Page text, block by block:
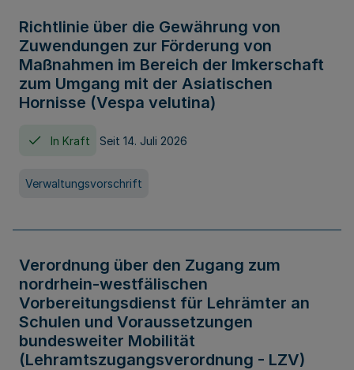
Richtlinie über die Gewährung von
Zuwendungen zur Förderung von
Maßnahmen im Bereich der Imkerschaft
zum Umgang mit der Asiatischen
Hornisse (Vespa velutina)
In Kraft Seit 14. Juli 2026
Verwaltungsvorschrift
Verordnung über den Zugang zum
nordrhein-westfälischen
Vorbereitungsdienst für Lehrämter an
Schulen und Voraussetzungen
bundesweiter Mobilität
(Lehramtszugangsverordnung - LZV)